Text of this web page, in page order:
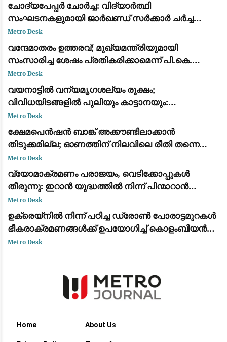
ചോദ്യപേപ്പർ ചോർച്ച: വിദ്യാർത്ഥി
സംഘടനകളുമായി ജാർഖണ്ഡ് സർക്കാർ ചർച്ച
നടത്തി; സമരം തുടരുമെന്ന് ഉദ്യോഗാർത്ഥികൾ
Metro Desk
വന്ദേമാതരം ഉത്തരവ്; മുഖ്യമന്ത്രിയുമായി
സംസാരിച്ച ശേഷം പ്രതികരിക്കാമെന്ന് പി.കെ.
കുഞ്ഞാലിക്കുട്ടി: നിലപാടിൽ മാറ്റമില്ല
Metro Desk
വയനാട്ടിൽ വന്യമൃഗശല്യം രൂക്ഷം;
വിവിധയിടങ്ങളിൽ പുലിയും കാട്ടാനയും:
ആശങ്കയിൽ ജനങ്ങൾ
Metro Desk
ക്ഷേമപെൻഷൻ ബാങ്ക് അക്കൗണ്ടിലാക്കാൻ
തിടുക്കമില്ല; ഓണത്തിന് നിലവിലെ രീതി തന്നെ
തുടരും
Metro Desk
വ്യോമാക്രമണം പരാജയം, വെടിക്കോപ്പുകൾ
തീരുന്നു: ഇറാൻ യുദ്ധത്തിൽ നിന്ന് പിന്മാറാൻ
വഴിതേടി അമേരിക്കൻ സൈനിക നേതൃത്വം
Metro Desk
ഉക്രെയ്നിൽ നിന്ന് പഠിച്ച ഡ്രോൺ പോരാട്ടമുറകൾ
ഭീകരാക്രമണങ്ങൾക്ക് ഉപയോഗിച്ച് കൊളംബിയൻ
ലഹരി കാർട്ടലുകൾ
Metro Desk
Home About Us